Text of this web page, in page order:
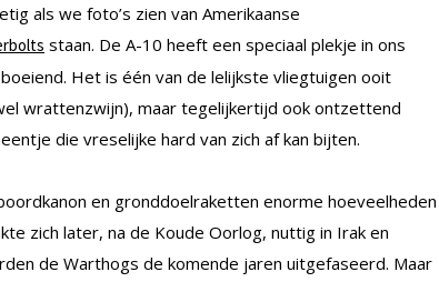
als we foto’s zien van Amerikaanse
staan. De A-10 heeft een speciaal plekje in ons
Het is één van de lelijkste vliegtuigen ooit
wrattenzwijn), maar tegelijkertijd ook ontzettend
die vreselijke hard van zich af kan bijten.
en gronddoelraketten enorme hoeveelheden
zich later, na de Koude Oorlog, nuttig in Irak en
de Warthogs de komende jaren uitgefaseerd. Maar